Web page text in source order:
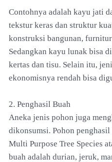
Contohnya adalah kayu jati
tekstur keras dan struktur
konstruksi bangunan,
Sedangkan kayu lunak bisa
kertas dan tisu. Selain itu,
ekonomisnya rendah bisa
2. Penghasil Buah
Aneka jenis pohon juga
dikonsumsi. Pohon
Multi Purpose Tree Species
buah adalah durian, jeruk,